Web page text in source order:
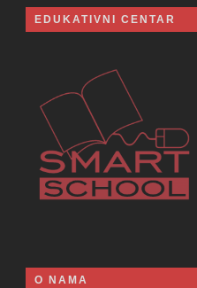
EDUKATIVNI CENTAR
O NAMA